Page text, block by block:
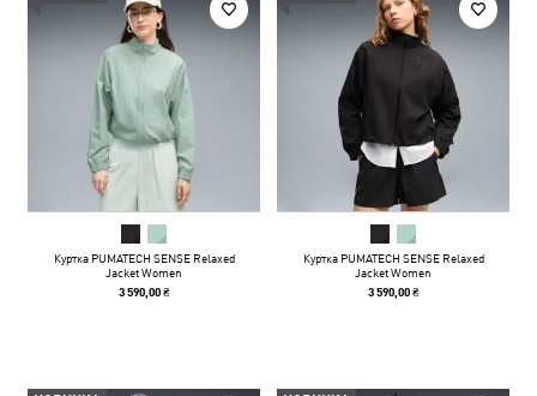
Куртка PUMATECH SENSE Relaxed
Jacket Women
3 590,00 ₴
Куртка PUMATECH SENSE Relaxed
Jacket Women
3 590,00 ₴